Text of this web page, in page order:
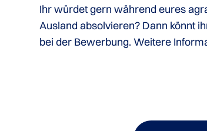
Ihr würdet gern während eures
Ausland absolvieren? Dann könnt
bei der Bewerbung. Weitere